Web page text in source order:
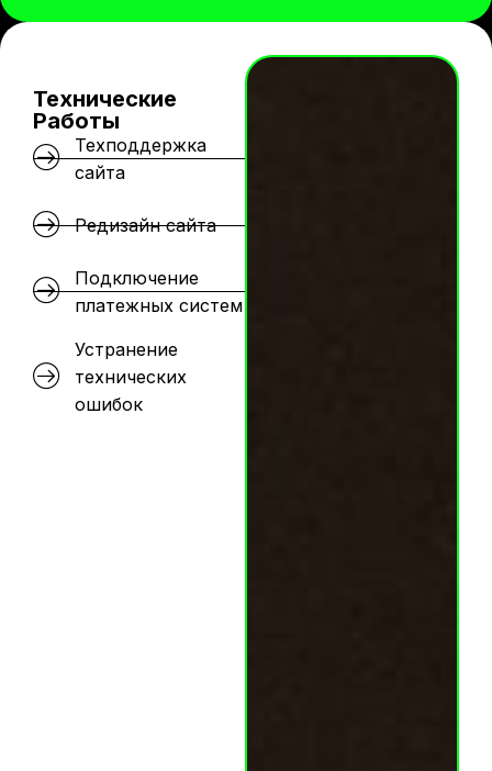
Технические
Работы
Техподдержка
сайта
Редизайн сайта
Подключение
платежных систем
Устранение
технических
ошибок